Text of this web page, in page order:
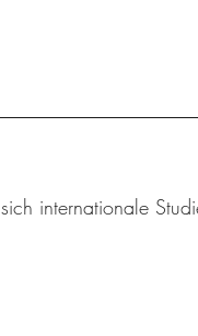
internationale